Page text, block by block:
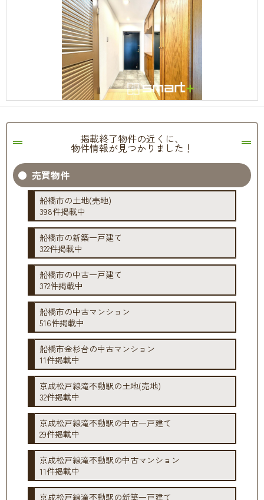
掲載終了物件の近くに、
物件情報が見つかりました！
売買物件
船橋市の土地(売地)
398件掲載中
船橋市の新築一戸建て
322件掲載中
船橋市の中古一戸建て
372件掲載中
船橋市の中古マンション
516件掲載中
船橋市金杉台の中古マンション
11件掲載中
京成松戸線滝不動駅の土地(売地)
32件掲載中
京成松戸線滝不動駅の中古一戸建て
29件掲載中
京成松戸線滝不動駅の中古マンション
11件掲載中
京成松戸線滝不動駅の新築一戸建て